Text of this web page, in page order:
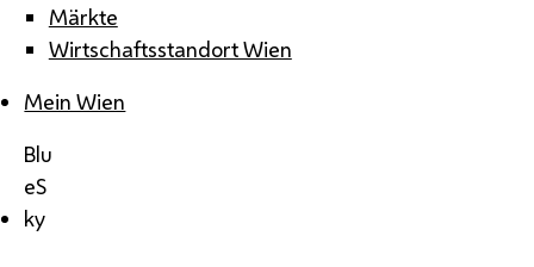
Märkte
Wirtschaftsstandort Wien
Mein Wien
Blu
eS
ky